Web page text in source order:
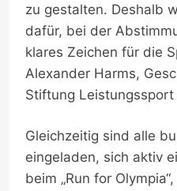
zu gestalten. Deshalb
dafür, bei der
klares Zeichen für die
Alexander Harms,
Stiftung Leistungssport
Gleichzeitig sind alle
eingeladen, sich aktiv
beim „Run for